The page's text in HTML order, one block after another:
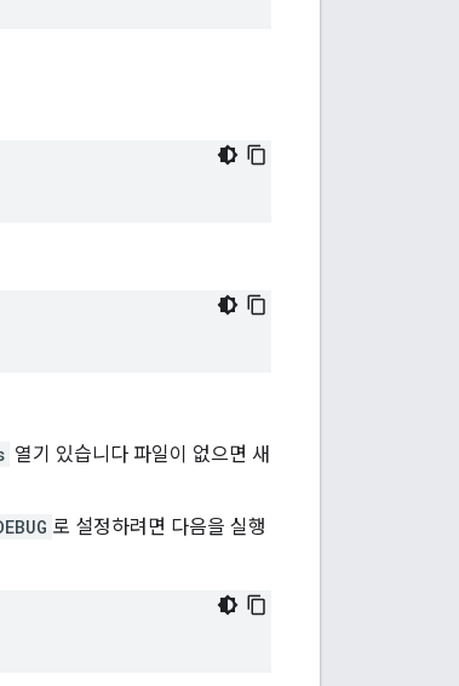
열기 있습니다 파일이 없으면 새
로 설정하려면 다음을 실행